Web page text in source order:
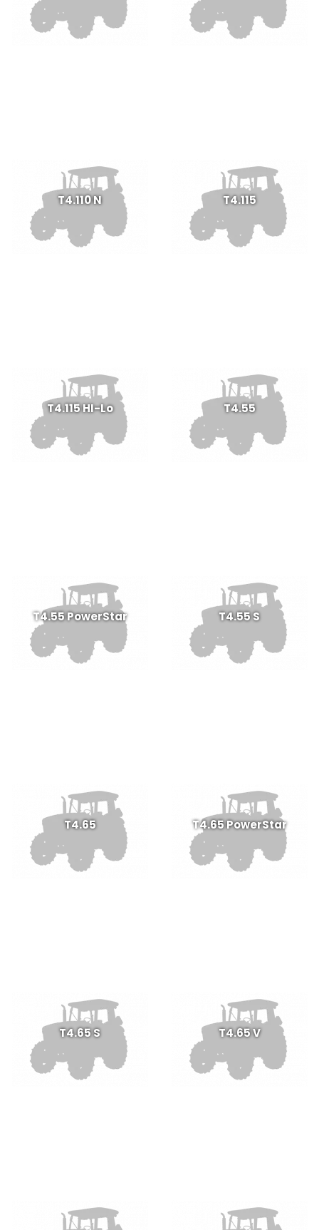
T4.110 N T4.115
T4.115 HI-Lo T4.55
T4.55 PowerStar T4.55 S
T4.65 T4.65 PowerStar
T4.65 S T4.65 V